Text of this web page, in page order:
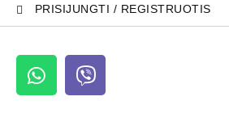
PRISIJUNGTI / REGISTRUOTIS